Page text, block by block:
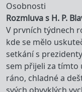
Osobnosti
Rozmluva s H. P.
V prvních týdnech
kde se mělo
setkání s
sem přijeli za tímto
ráno, chladné a